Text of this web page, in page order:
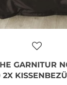
GARNITUR
2X